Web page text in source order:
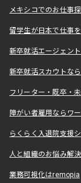
メキシコでのお仕事
留学生が日本で仕事
新卒就活エージェン
新卒就活スカウトな
フリーター・既卒・
障がい者雇用ならワ
らくらく入退院支援
人と組織のお悩み解
業務可視化はremopia